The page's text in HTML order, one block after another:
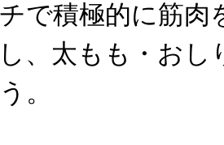
で積極的に筋肉
、太もも・おし
。